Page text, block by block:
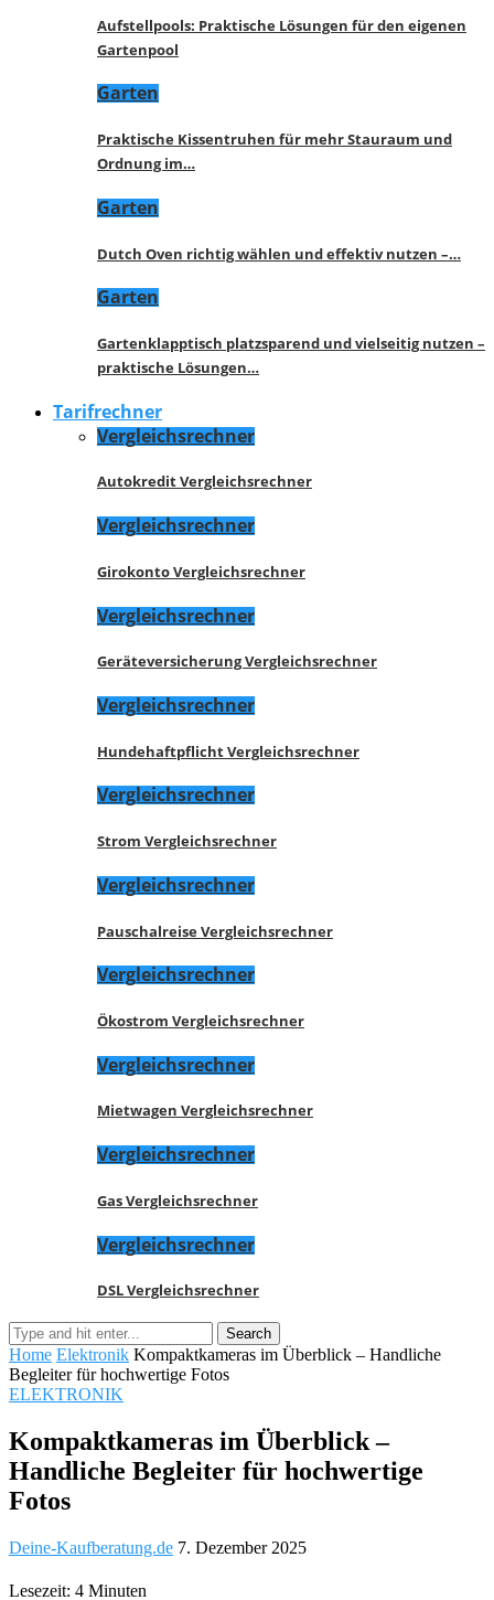
Aufstellpools: Praktische Lösungen für den eigenen
Gartenpool
Garten
Praktische Kissentruhen für mehr Stauraum und
Ordnung im…
Garten
Dutch Oven richtig wählen und effektiv nutzen –…
Garten
Gartenklapptisch platzsparend und vielseitig nutzen –
praktische Lösungen…
Tarifrechner
Vergleichsrechner
Autokredit Vergleichsrechner
Vergleichsrechner
Girokonto Vergleichsrechner
Vergleichsrechner
Geräteversicherung Vergleichsrechner
Vergleichsrechner
Hundehaftpflicht Vergleichsrechner
Vergleichsrechner
Strom Vergleichsrechner
Vergleichsrechner
Pauschalreise Vergleichsrechner
Vergleichsrechner
Ökostrom Vergleichsrechner
Vergleichsrechner
Mietwagen Vergleichsrechner
Vergleichsrechner
Gas Vergleichsrechner
Vergleichsrechner
DSL Vergleichsrechner
Home Elektronik Kompaktkameras im Überblick – Handliche
Begleiter für hochwertige Fotos
ELEKTRONIK
Kompaktkameras im Überblick –
Handliche Begleiter für hochwertige
Fotos
Deine-Kaufberatung.de 7. Dezember 2025
Lesezeit: 4 Minuten